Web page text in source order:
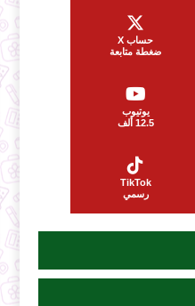
حساب X
ضغطة متابعة
يوتيوب
12.5 ألف
TikTok
رسمي